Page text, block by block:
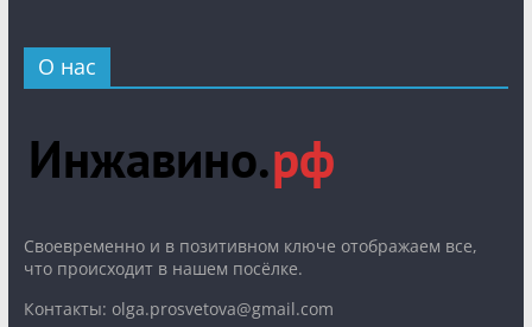
О нас
Cвоевременно и в позитивном ключе отображаем все,
что происходит в нашем посёлке.
Контакты: olga.prosvetova@gmail.com